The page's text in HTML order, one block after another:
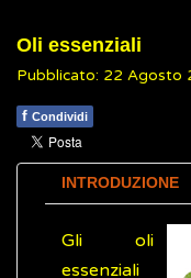
Oli essenziali
Pubblicato: 22 Agosto
f Condividi
INTRODUZIONE
Gli oli
essenziali